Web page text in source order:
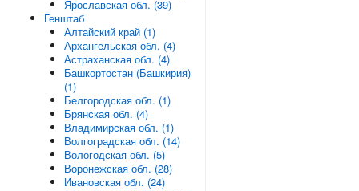
Ярославская обл. (39)
Генштаб
Алтайский край (1)
Архангельская обл. (4)
Астраханская обл. (4)
Башкортостан (Башкирия)
(1)
Белгородская обл. (1)
Брянская обл. (4)
Владимирская обл. (1)
Волгоградская обл. (14)
Вологодская обл. (5)
Воронежская обл. (28)
Ивановская обл. (24)